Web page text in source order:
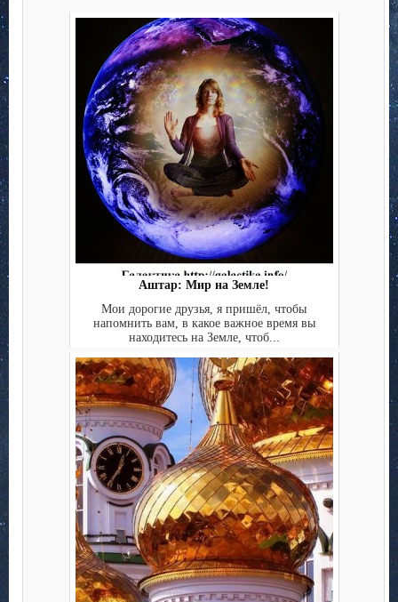
Аштар: Мир на Земле!
Мои дорогие друзья, я пришёл, чтобы
напомнить вам, в какое важное время вы
находитесь на Земле, чтоб...